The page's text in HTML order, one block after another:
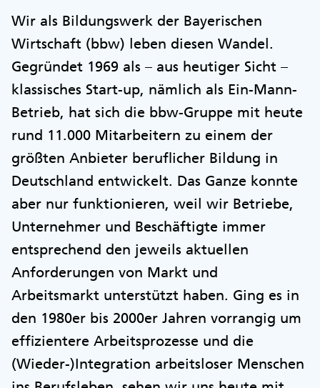
Wir als Bildungswerk der Bayerischen
Wirtschaft (bbw) leben diesen Wandel.
Gegründet 1969 als – aus heutiger Sicht –
klassisches Start-up, nämlich als Ein-Mann-
Betrieb, hat sich die bbw-Gruppe mit heute
rund 11.000 Mitarbeitern zu einem der
größten Anbieter beruflicher Bildung in
Deutschland entwickelt. Das Ganze konnte
aber nur funktionieren, weil wir Betriebe,
Unternehmer und Beschäftigte immer
entsprechend den jeweils aktuellen
Anforderungen von Markt und
Arbeitsmarkt unterstützt haben. Ging es in
den 1980er bis 2000er Jahren vorrangig um
effizientere Arbeitsprozesse und die
(Wieder-)Integration arbeitsloser Menschen